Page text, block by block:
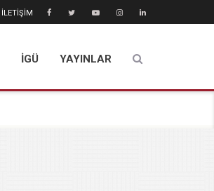
İLETİŞİM
İGÜ YAYINLAR